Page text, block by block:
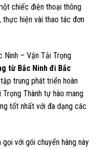
chiếc điện thoại thông
hiện vài thao tác đơn
Ninh – Vận Tải Trọng
từ Bắc Ninh đi Bắc
trung phát triển hoàn
Thành tự hào mang
tốt nhất với đa dạng các
với gói chuyển hàng này